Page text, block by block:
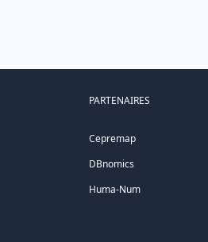
PARTENAIRES
Cepremap
DBnomics
Huma-Num